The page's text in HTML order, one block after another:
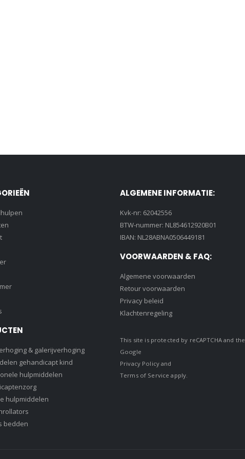
& galerijverhoging
gehandicapt kind
hulpmiddelen
hulpmiddelen
bedden
ALGEMENE INFORMATIE:
Kvk-nr: 62042556
BTW-nummer: NL854612920B01
IBAN: NL28ABNA0506449181
VOORWAARDEN & FAQ:
Algemene voorwaarden
Retour voorwaarden
Privacy beleid
Klachtenregeling
This site is protected by reCAPTCHA and the
Google
Privacy Policyand
Terms of Service apply.